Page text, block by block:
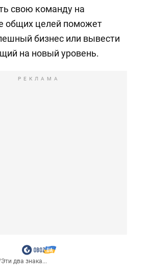
свою команду на
общих целей поможет
бизнес или вывести
на новый уровень.
РЕКЛАМА
Эти два знака...